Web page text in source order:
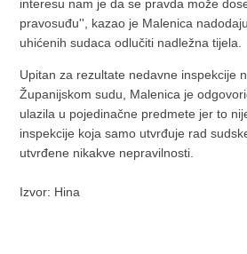
interesu nam je da se pravda može
pravosuđu'', kazao je Malenica
uhićenih sudaca odlučiti nadležna tijela.
Upitan za rezultate nedavne inspekcije
Županijskom sudu, Malenica je
ulazila u pojedinačne predmete jer to
inspekcije koja samo utvrđuje rad
utvrđene nikakve nepravilnosti.
Izvor: Hina